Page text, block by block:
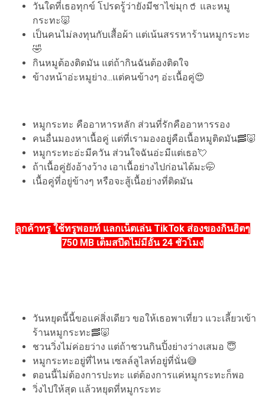
วันใดที่เธอทุกข์ โปรดรู้ว่ายังมีชาไข่มุก🥤 และหมู
กระทะ🐷
เป็นคนไม่ลงทุนกับเสื้อผ้า แต่เน้นสรรหาร้านหมูกระทะ
🤣
กินหมูต้องติดมัน แต่ถ้ากินฉันต้องติดใจ
ข้างหน้าอ่ะหมูย่าง...แต่คนข้างๆ อ่ะเนื้อคู่😍
หมูกระทะ คืออาหารหลัก ส่วนที่รักคืออาหารรอง
คนอื่นมองหาเนื้อคู่ แต่ที่เรามองอยู่คือเนื้อหมูติดมัน🥓🐷
หมูกระทะอ่ะมีควัน ส่วนใจฉันอ่ะมีแต่เธอ💘
ถ้าเนื้อคู่ยังอ้างว้าง เอาเนื้อย่างไปก่อนได้มะ🤭
เนื้อคู่ที่อยู่ข้างๆ หรือจะสู้เนื้อย่างที่ติดมัน
ลูกค้าทรู ใช้ทรูพอยท์ แลกเน็ตเล่น TikTok ส่องของกินฮิตๆ
750 MB เต็มสปีดไม่มีอั้น 24 ชั่วโมง
วันหยุดนี้นี้ขอแค่สิ่งเดียว ขอให้เธอพาเที่ยว แวะเลี้ยวเข้า
ร้านหมูกระทะ🥓🐷
ชวนวิ่งไม่ค่อยว่าง แต่ถ้าชวนกินปิ้งย่างว่างเสมอ 😇
หมูกระทะอยู่ที่ไหน เซลล์ลูไลท์อยู่ที่นั่น😅
ตอนนี้ไม่ต้องการปะทะ แต่ต้องการแค่หมูกระทะก็พอ
วิ่งไปให้สุด แล้วหยุดที่หมูกระทะ